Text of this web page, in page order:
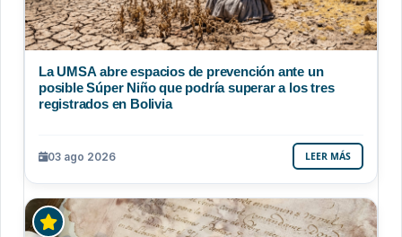
La UMSA abre espacios de prevención ante un
posible Súper Niño que podría superar a los tres
registrados en Bolivia
03 ago 2026 LEER MÁS